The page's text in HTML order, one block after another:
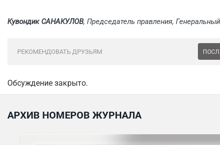
Кувондик САНАКУЛОВ, Председатель правления,
РЕКОМЕНДОВАТЬ ДРУЗЬЯМ
Обсуждение закрыто.
АРХИВ НОМЕРОВ ЖУРНАЛА